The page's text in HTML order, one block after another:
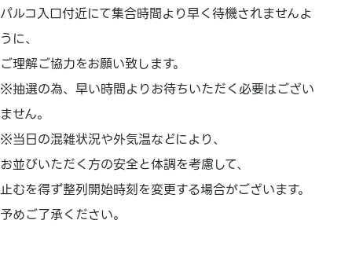
パルコ入口付近にて集合時間より早く待機されませんよ
うに、
ご理解ご協力をお願い致します。
※抽選の為、早い時間よりお待ちいただく必要はござい
ません。
※当日の混雑状況や外気温などにより、
お並びいただく方の安全と体調を考慮して、
止むを得ず整列開始時刻を変更する場合がございます。
予めご了承ください。